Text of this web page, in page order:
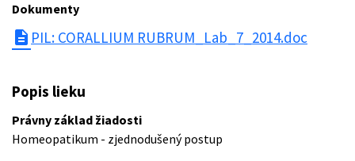
Dokumenty
description PIL: CORALLIUM RUBRUM_Lab_7_2014.doc
Popis lieku
Právny základ žiadosti
Homeopatikum - zjednodušený postup